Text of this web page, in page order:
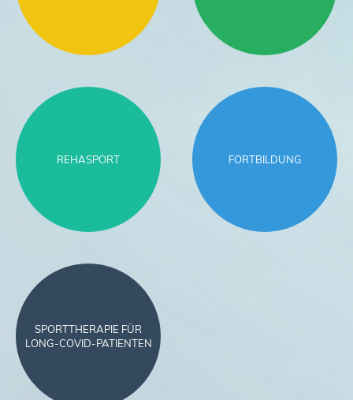
REHASPORT FORTBILDUNG
SPORTTHERAPIE FÜR
LONG-COVID-PATIENTEN